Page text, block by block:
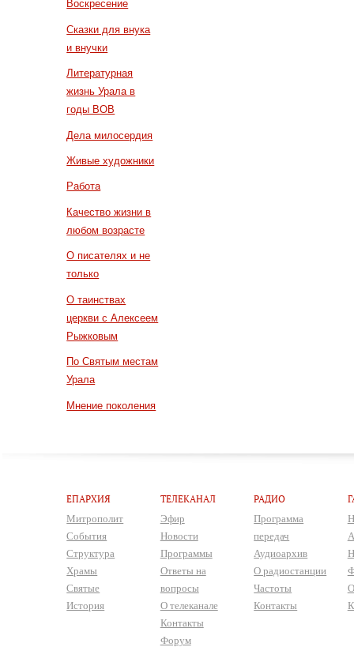
Воскресение
Сказки для внука
и внучки
Литературная
жизнь Урала в
годы ВОВ
Дела милосердия
Живые художники
Работа
Качество жизни в
любом возрасте
О писателях и не
только
О таинствах
церкви с Алексеем
Рыжковым
По Святым местам
Урала
Мнение поколения
ЕПАРХИЯ
Митрополит
События
Структура
Храмы
Святые
История
ТЕЛЕКАНАЛ
Эфир
Новости
Программы
Ответы на
вопросы
О телеканале
Контакты
Форум
РАДИО
Программа
передач
Аудиоархив
О радиостанции
Частоты
Контакты